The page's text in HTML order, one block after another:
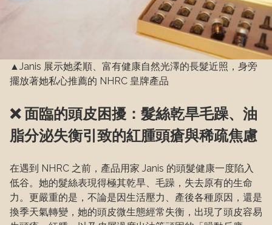
▲Janis 展示她柔順、富有健康自然光澤的長髮近照，身旁
擺放著她私心推薦的 NHRC 皇牌產品
❌ 面臨的頭皮困擾：髮絲乾旱毛躁、油
脂分泌失衡引致的紅腫頭瘡與稀疏焦慮
在遇到 NHRC 之前，產品用家 Janis 的頭髮健康一度陷入
低谷。她的髮絲表現得極其乾旱、毛躁，失去原有的生命
力。更嚴重的是，不論是因生活壓力、產後各種原因，還是
換季天氣轉變，她的頭皮微生態經常失衡，出現了頭皮容易